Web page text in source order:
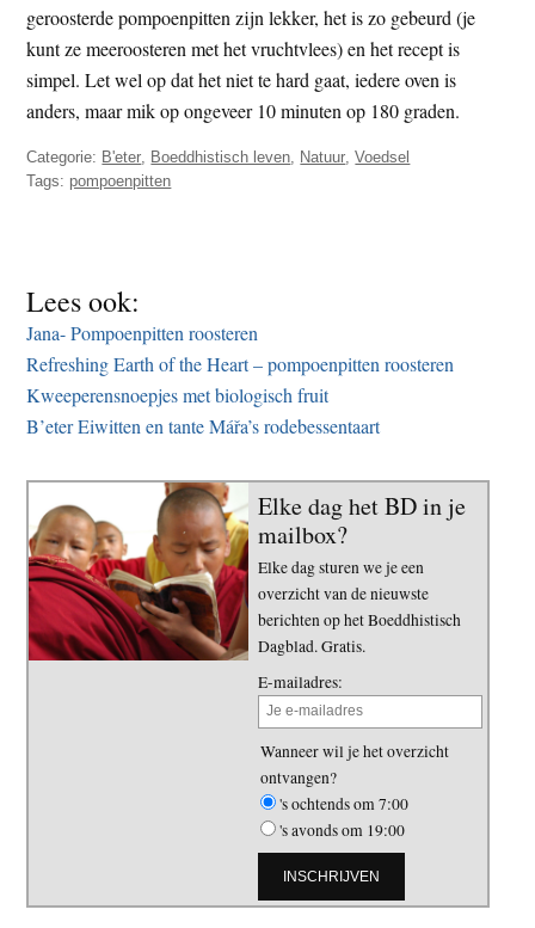
geroosterde pompoenpitten zijn lekker, het is zo gebeurd (je
kunt ze meeroosteren met het vruchtvlees) en het recept is
simpel. Let wel op dat het niet te hard gaat, iedere oven is
anders, maar mik op ongeveer 10 minuten op 180 graden.
Categorie: B'eter Boeddhistisch leven Natuur ,Voedsel
Tags: pompoenpitten
Lees ook:
Jana- Pompoenpitten roosteren
Refreshing Earth of the Heart – pompoenpitten roosteren
Kweeperensnoepjes met biologisch fruit
B’eter Eiwitten en tante Mářa’s rodebessentaart
Elke dag het BD in je
mailbox?
Elke dag sturen we je een
overzicht van de nieuwste
berichten op het Boeddhistisch
Dagblad. Gratis.
E-mailadres:
Wanneer wil je het overzicht
ontvangen?
's ochtends om 7:00
's avonds om 19:00